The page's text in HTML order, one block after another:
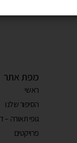
מפת אתר
ראשי
הסיפור שלנו
גופי תאורה –
פרויקטים